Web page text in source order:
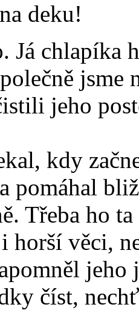
deku!
Já chlapíka
jeho
kdy
pomáhal
Třeba ho
horší věci,
číst,